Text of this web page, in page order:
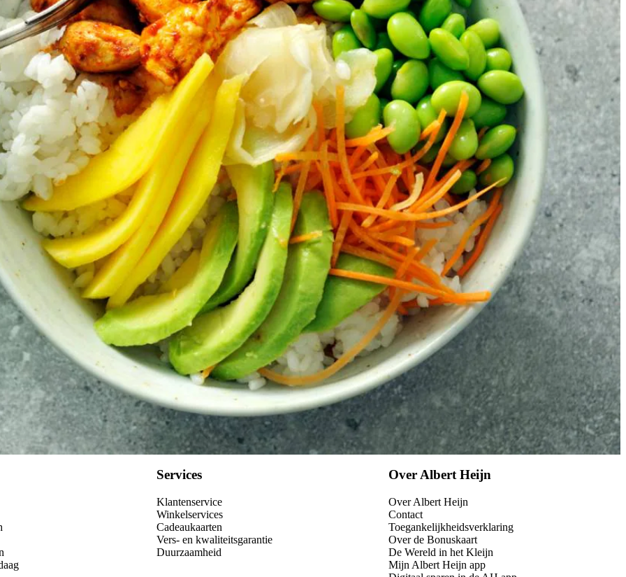
Kies producten
Services
Klantenservice
Winkelservices
Cadeaukaarten
Vers- en kwaliteitsgarantie
Duurzaamheid
Over Albert Heijn
Over Albert Heijn
Contact
Toegankelijkheidsverklaring
Over de Bonuskaart
De Wereld in het Kleijn
Mijn Albert Heijn app